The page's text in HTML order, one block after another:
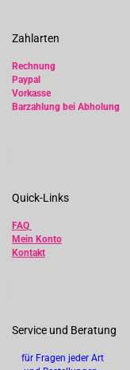
Zahlarten
Rechnung
Paypal
Vorkasse
Barzahlung bei Abholung
Quick-Links
FAQ
Mein Konto
Kontakt
Service und Beratung
für Fragen jeder Art